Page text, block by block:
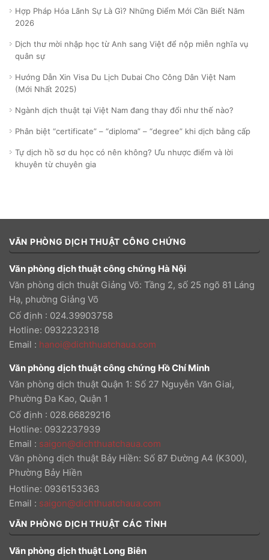
Hợp Pháp Hóa Lãnh Sự Là Gì? Những Điểm Mới Cần Biết Năm
2026
Dịch thư mời nhập học từ Anh sang Việt để nộp miễn nghĩa vụ
quân sự
Hướng Dẫn Xin Visa Du Lịch Dubai Cho Công Dân Việt Nam
(Mới Nhất 2025)
Ngành dịch thuật tại Việt Nam đang thay đổi như thế nào?
Phân biệt “certificate” – “diploma” – “degree” khi dịch bằng cấp
Tự dịch hồ sơ du học có nên không? Ưu nhược điểm và lời
khuyên từ chuyên gia
VĂN PHÒNG DỊCH THUẬT CÔNG CHỨNG
Văn phòng dịch thuật công chứng Hà Nội
Văn phòng dịch thuật Giảng Võ: Tầng 2, số 25 ngõ 81 Láng
Hạ, phường Giảng Võ
Cố định : 024.39903758
Hotline: 0932232318
Email : hanoi@dichthuatchaua.com
Văn phòng dịch thuật công chứng Hồ Chí Minh
Văn phòng dịch thuật Quận 1: Số 27 Nguyễn Văn Giai,
Phường Đa Kao, Quận 1
Cố định : 028.66829216
Hotline: 0932237939
Email : saigon@dichthuatchaua.com
Văn phòng dịch thuật Bảy Hiền: Số 87 Đường A4 (K300),
Phường Bảy Hiền
Hotline: 0936153363
Email : saigon@dichthuatchaua.com
VĂN PHÒNG DỊCH THUẬT CÁC TỈNH
Văn phòng dịch thuật Long Biên